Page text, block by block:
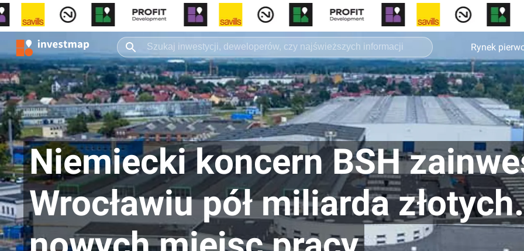
Rynek
Niemiecki koncern BSH
Wrocławiu pół miliarda